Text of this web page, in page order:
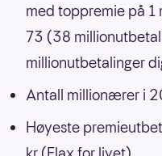
med toppremie på 1
73 (38
millionutbetalinger
Antall millionærer i
Høyeste